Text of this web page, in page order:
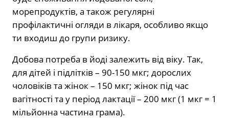
морепродуктів, а також регулярні
профілактичні огляди в лікаря, особливо якщо
ти входиш до групи ризику.
Добова потреба в йоді залежить від віку. Так,
для дітей і підлітків – 90-150 мкг; дорослих
чоловіків та жінок – 150 мкг; жінок під час
вагітності та у період лактації – 200 мкг (1 мкг = 1
мільйонна частина грама).